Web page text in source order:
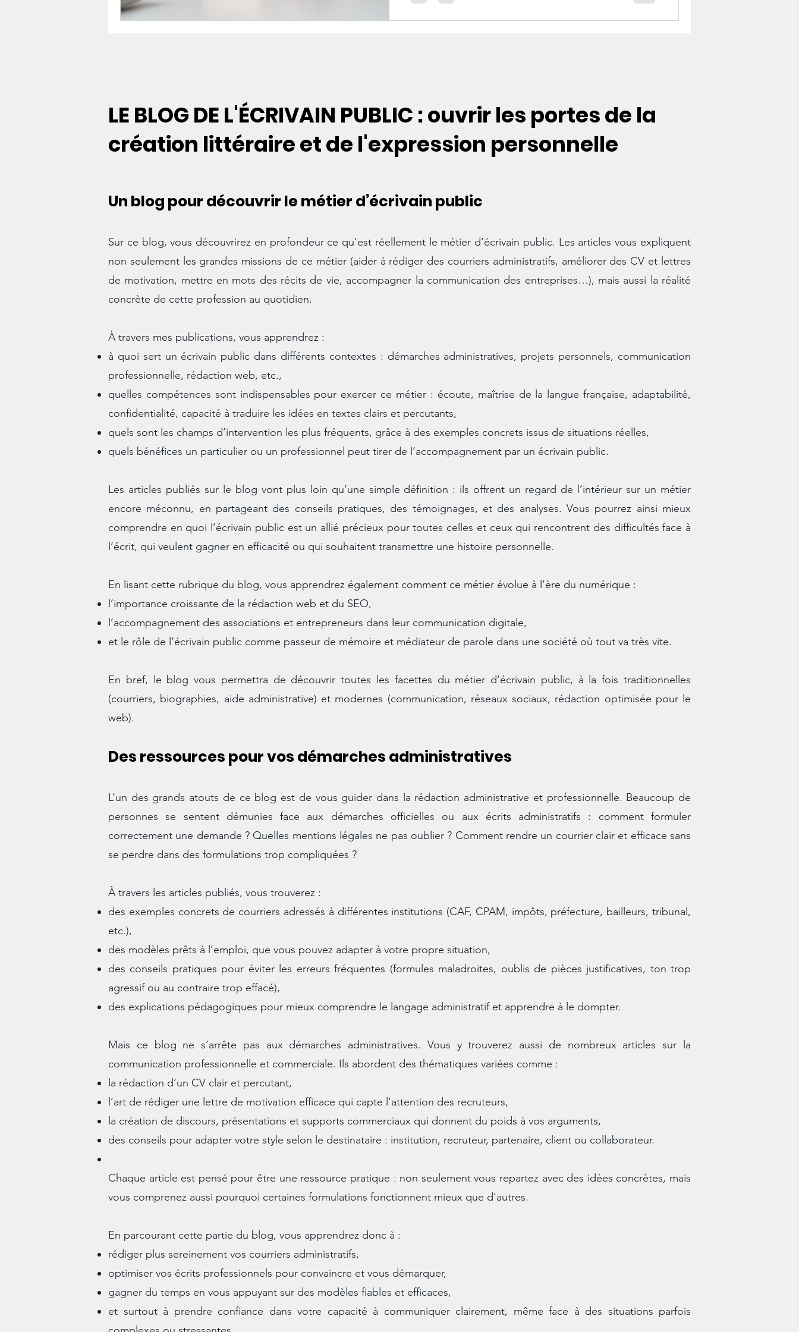
LE BLOG DE L'ÉCRIVAIN PUBLIC : ouvrir les portes de la
création littéraire et de l'expression personnelle
Un blog pour découvrir le métier d’écrivain public
Sur ce blog, vous découvrirez en profondeur ce qu’est réellement le métier d’écrivain public. Les articles vous expliquent
non seulement les grandes missions de ce métier (aider à rédiger des courriers administratifs, améliorer des CV et lettres
de motivation, mettre en mots des récits de vie, accompagner la communication des entreprises…), mais aussi la réalité
concrète de cette profession au quotidien.
À travers mes publications, vous apprendrez :
à quoi sert un écrivain public dans différents contextes : démarches administratives, projets personnels, communication
professionnelle, rédaction web, etc.,
quelles compétences sont indispensables pour exercer ce métier : écoute, maîtrise de la langue française, adaptabilité,
confidentialité, capacité à traduire les idées en textes clairs et percutants,
quels sont les champs d’intervention les plus fréquents, grâce à des exemples concrets issus de situations réelles,
quels bénéfices un particulier ou un professionnel peut tirer de l’accompagnement par un écrivain public.
Les articles publiés sur le blog vont plus loin qu’une simple définition : ils offrent un regard de l’intérieur sur un métier
encore méconnu, en partageant des conseils pratiques, des témoignages, et des analyses. Vous pourrez ainsi mieux
comprendre en quoi l’écrivain public est un allié précieux pour toutes celles et ceux qui rencontrent des difficultés face à
l’écrit, qui veulent gagner en efficacité ou qui souhaitent transmettre une histoire personnelle.
En lisant cette rubrique du blog, vous apprendrez également comment ce métier évolue à l’ère du numérique :
l’importance croissante de la rédaction web et du SEO,
l’accompagnement des associations et entrepreneurs dans leur communication digitale,
et le rôle de l’écrivain public comme passeur de mémoire et médiateur de parole dans une société où tout va très vite.
En bref, le blog vous permettra de découvrir toutes les facettes du métier d’écrivain public, à la fois traditionnelles
(courriers, biographies, aide administrative) et modernes (communication, réseaux sociaux, rédaction optimisée pour le
web).
Des ressources pour vos démarches administratives
L’un des grands atouts de ce blog est de vous guider dans la rédaction administrative et professionnelle. Beaucoup de
personnes se sentent démunies face aux démarches officielles ou aux écrits administratifs : comment formuler
correctement une demande ? Quelles mentions légales ne pas oublier ? Comment rendre un courrier clair et efficace sans
se perdre dans des formulations trop compliquées ?
À travers les articles publiés, vous trouverez :
des exemples concrets de courriers adressés à différentes institutions (CAF, CPAM, impôts, préfecture, bailleurs, tribunal,
etc.),
des modèles prêts à l’emploi, que vous pouvez adapter à votre propre situation,
des conseils pratiques pour éviter les erreurs fréquentes (formules maladroites, oublis de pièces justificatives, ton trop
agressif ou au contraire trop effacé),
des explications pédagogiques pour mieux comprendre le langage administratif et apprendre à le dompter.
Mais ce blog ne s’arrête pas aux démarches administratives. Vous y trouverez aussi de nombreux articles sur la
communication professionnelle et commerciale. Ils abordent des thématiques variées comme :
la rédaction d’un CV clair et percutant,
l’art de rédiger une lettre de motivation efficace qui capte l’attention des recruteurs,
la création de discours, présentations et supports commerciaux qui donnent du poids à vos arguments,
des conseils pour adapter votre style selon le destinataire : institution, recruteur, partenaire, client ou collaborateur.
Chaque article est pensé pour être une ressource pratique : non seulement vous repartez avec des idées concrètes, mais
vous comprenez aussi pourquoi certaines formulations fonctionnent mieux que d’autres.
En parcourant cette partie du blog, vous apprendrez donc à :
rédiger plus sereinement vos courriers administratifs,
optimiser vos écrits professionnels pour convaincre et vous démarquer,
gagner du temps en vous appuyant sur des modèles fiables et efficaces,
et surtout à prendre confiance dans votre capacité à communiquer clairement, même face à des situations parfois